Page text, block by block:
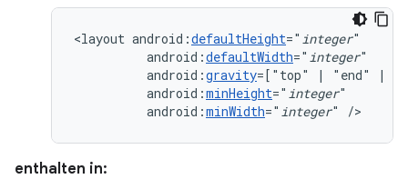
<layout android:defaultHeight=" integer
android:defaultWidth=" integer
android:gravity=["top" | "end"
|
android:minHeight=" integer
android:minWidth=" integer" />
enthalten in: